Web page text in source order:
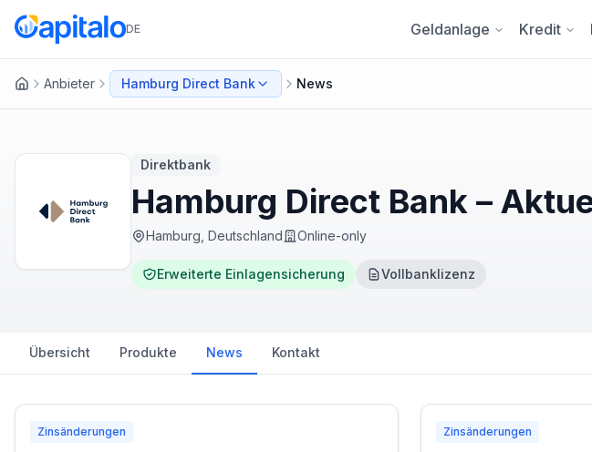
DE Geldanlage Kredit
Anbieter Hamburg Direct Bank News
Direktbank
Hamburg Direct Bank –
Hamburg, Deutschland Online-only
Erweiterte Einlagensicherung Vollbanklizenz
Übersicht Produkte News Kontakt
Zinsänderungen Zinsänderungen